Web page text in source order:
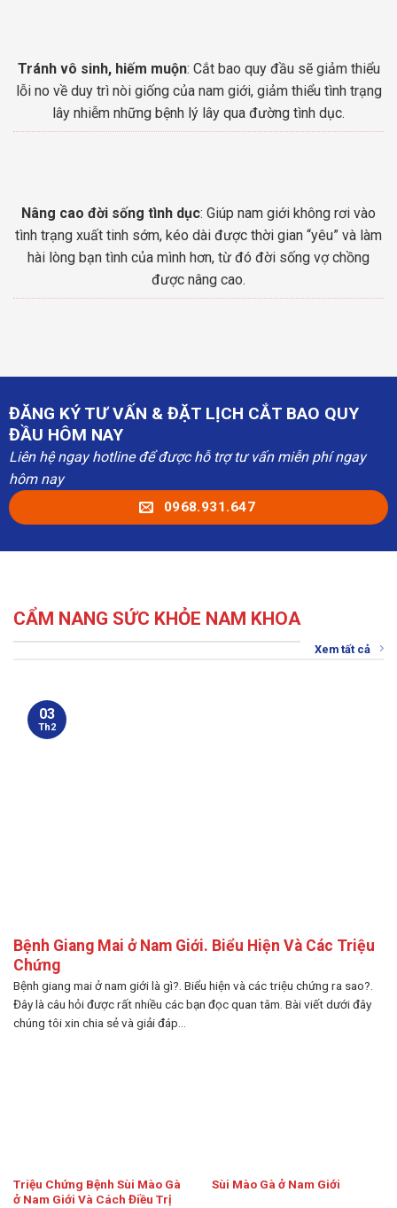
Tránh vô sinh, hiếm muộn: Cắt bao quy đầu sẽ giảm thiểu
lỗi no về duy trì nòi giống của nam giới, giảm thiểu tình trạng
lây nhiễm những bệnh lý lây qua đường tình dục.
Nâng cao đời sống tình dục: Giúp nam giới không rơi vào
tình trạng xuất tinh sớm, kéo dài được thời gian “yêu” và làm
hài lòng bạn tình của mình hơn, từ đó đời sống vợ chồng
được nâng cao.
ĐĂNG KÝ TƯ VẤN & ĐẶT LỊCH CẮT BAO QUY
ĐẦU HÔM NAY
Liên hệ ngay hotline để được hỗ trợ tư vấn miễn phí ngay
hôm nay
0968.931.647
CẨM NANG SỨC KHỎE NAM KHOA
Xem tất cả
Bệnh Giang Mai ở Nam Giới. Biểu Hiện Và Các Triệu
Chứng
Bệnh giang mai ở nam giới là gì?. Biểu hiện và các triệu chứng ra sao?.
Đây là câu hỏi được rất nhiều các bạn đọc quan tâm. Bài viết dưới đây
chúng tôi xin chia sẻ và giải đáp...
03
Th2
Triệu Chứng Bệnh Sùi Mào Gà
ở Nam Giới Và Cách Điều Trị
Sùi Mào Gà ở Nam Giới